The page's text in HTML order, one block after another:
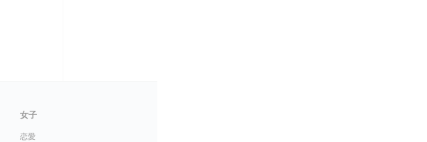
女子
恋愛